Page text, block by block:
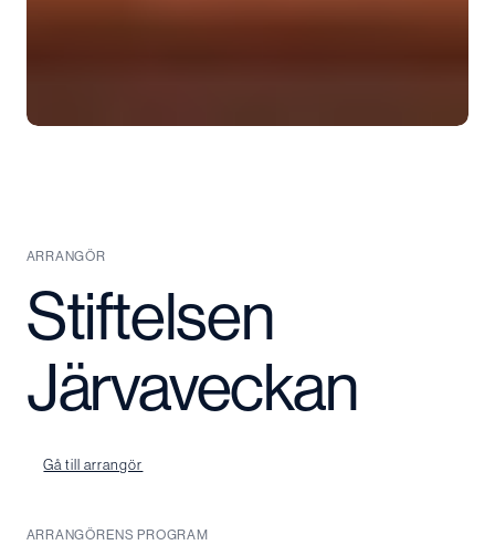
ARRANGÖR
Stiftelsen
Järvaveckan
Gå till arrangör
ARRANGÖRENS PROGRAM